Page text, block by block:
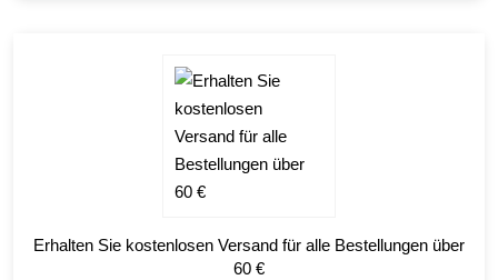
Erhalten Sie kostenlosen Versand für alle Bestellungen über
60 €